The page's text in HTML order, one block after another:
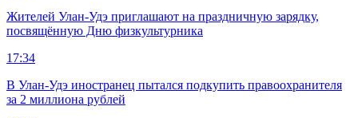
Жителей Улан-Удэ приглашают на праздничную зарядку,
посвящённую Дню физкультурника
17:34
В Улан-Удэ иностранец пытался подкупить правоохранителя
за 2 миллиона рублей